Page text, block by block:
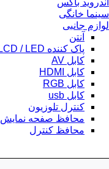
اندروید باکس
سینما خانگی
لوازم جانبی
آنتن
پاک کننده LCD / LED
کابل AV
کابل HDMI
کابل RGB
کابل usb
کنترل تلوزیون
محافظ صفحه نمایش
محافظ کنترل